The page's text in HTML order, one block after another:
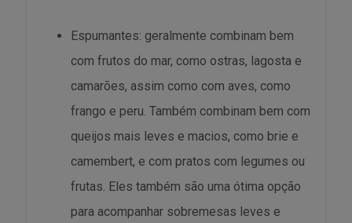
Espumantes: geralmente combinam bem
com frutos do mar, como ostras, lagosta e
camarões, assim como com aves, como
frango e peru. Também combinam bem com
queijos mais leves e macios, como brie e
camembert, e com pratos com legumes ou
frutas. Eles também são uma ótima opção
para acompanhar sobremesas leves e